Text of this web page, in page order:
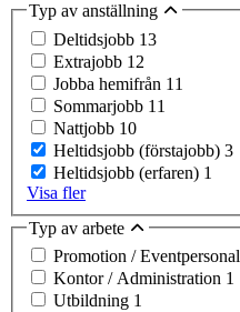
Typ av anställning
Deltidsjobb 13
Extrajobb 12
Jobba hemifrån 11
Sommarjobb 11
Nattjobb 10
Heltidsjobb (förstajobb) 3
Heltidsjobb (erfaren) 1
Visa fler
Typ av arbete
Promotion / Eventpersonal
Kontor / Administration 1
Utbildning 1